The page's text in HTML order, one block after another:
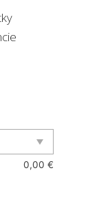
0,00 €